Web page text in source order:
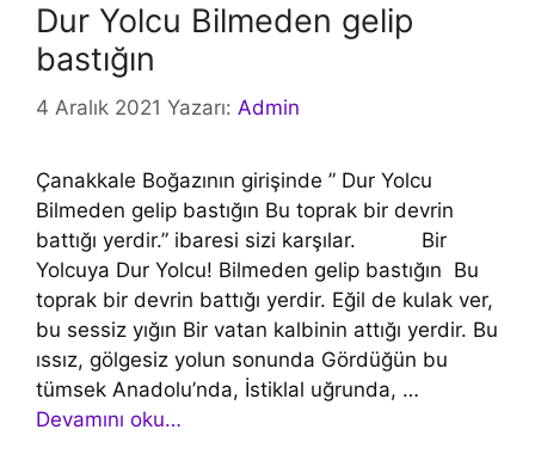
Dur Yolcu Bilmeden gelip
bastığın
4 Aralık 2021 Yazarı: Admin
Çanakkale Boğazının girişinde ” Dur Yolcu
Bilmeden gelip bastığın Bu toprak bir devrin
battığı yerdir.” ibaresi sizi karşılar. Bir
Yolcuya Dur Yolcu! Bilmeden gelip bastığın Bu
toprak bir devrin battığı yerdir. Eğil de kulak ver,
bu sessiz yığın Bir vatan kalbinin attığı yerdir. Bu
ıssız, gölgesiz yolun sonunda Gördüğün bu
tümsek Anadolu’nda, İstiklal uğrunda, …
Devamını oku…